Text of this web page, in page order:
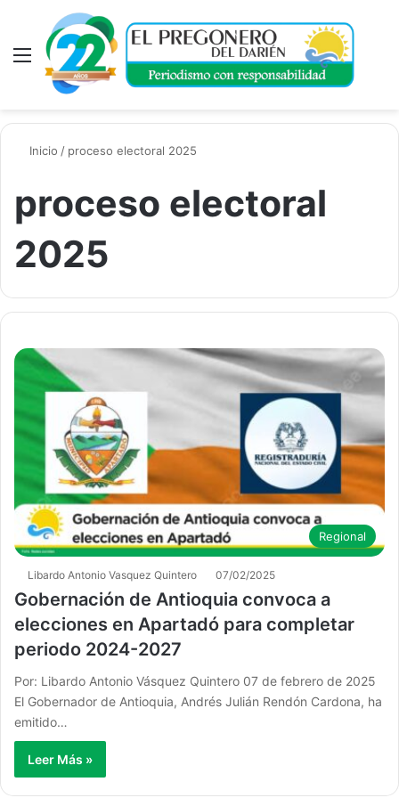
Menú
Inicio / proceso electoral 2025
proceso electoral
2025
Regional
Libardo Antonio Vasquez Quintero 07/02/2025
Gobernación de Antioquia convoca a
elecciones en Apartadó para completar
periodo 2024-2027
Por: Libardo Antonio Vásquez Quintero 07 de febrero de 2025
El Gobernador de Antioquia, Andrés Julián Rendón Cardona, ha
emitido…
Leer Más »